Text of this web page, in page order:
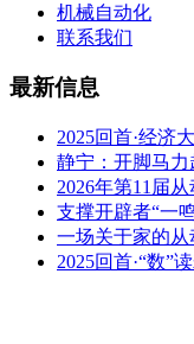
机械自动化
联系我们
最新信息
2025回首·经济
静宁：开脚马力
2026年第11届
支撑开辟者“一
一场关于家的
2025回首·“数”